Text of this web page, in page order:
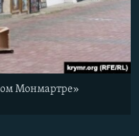
Монмартре»